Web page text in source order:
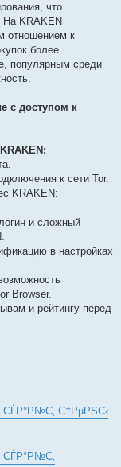
что
На KRAKEN
отношением к
более
популярным среди
с доступом к
к сети Tor.
KRAKEN:
и сложный
в настройках
Browser.
и рейтингу перед
С†РµРЅС‹